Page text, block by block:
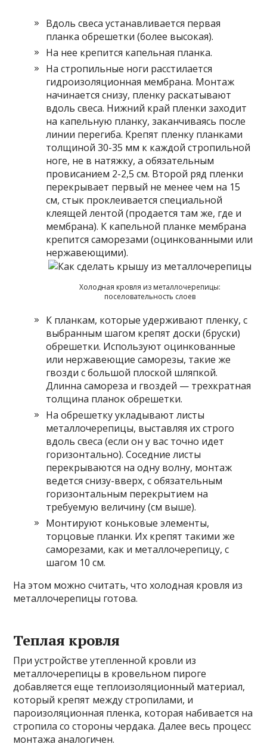
Вдоль свеса устанавливается первая
планка обрешетки (более высокая).
На нее крепится капельная планка.
На стропильные ноги расстилается
гидроизоляционная мембрана. Монтаж
начинается снизу, пленку раскатывают
вдоль свеса. Нижний край пленки заходит
на капельную планку, заканчиваясь после
линии перегиба. Крепят пленку планками
толщиной 30-35 мм к каждой стропильной
ноге, не в натяжку, а обязательным
провисанием 2-2,5 см. Второй ряд пленки
перекрывает первый не менее чем на 15
см, стык проклеивается специальной
клеящей лентой (продается там же, где и
мембрана). К капельной планке мембрана
крепится саморезами (оцинкованными или
нержавеющими).
Холодная кровля из металлочерепицы:
поселовательность слоев
К планкам, которые удерживают пленку, с
выбранным шагом крепят доски (бруски)
обрешетки. Используют оцинкованные
или нержавеющие саморезы, такие же
гвозди с большой плоской шляпкой.
Длинна самореза и гвоздей — трехкратная
толщина планок обрешетки.
На обрешетку укладывают листы
металлочерепицы, выставляя их строго
вдоль свеса (если он у вас точно идет
горизонтально). Соседние листы
перекрываются на одну волну, монтаж
ведется снизу-вверх, с обязательным
горизонтальным перекрытием на
требуемую величину (см выше).
Монтируют коньковые элементы,
торцовые планки. Их крепят такими же
саморезами, как и металлочерепицу, с
шагом 10 см.
На этом можно считать, что холодная кровля из
металлочерепицы готова.
Теплая кровля
При устройстве утепленной кровли из
металлочерепицы в кровельном пироге
добавляется еще теплоизоляционный материал,
который крепят между стропилами, и
пароизоляционная пленка, которая набивается на
стропила со стороны чердака. Далее весь процесс
монтажа аналогичен.